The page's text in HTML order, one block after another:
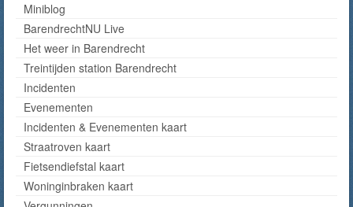
Miniblog
BarendrechtNU Live
Het weer in Barendrecht
Treintijden station Barendrecht
Incidenten
Evenementen
Incidenten & Evenementen kaart
Straatroven kaart
Fietsendiefstal kaart
Woninginbraken kaart